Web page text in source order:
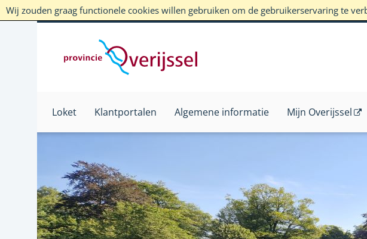
Wij zouden graag functionele cookies willen gebruiken om de gebruikerservaring te
Loket Klantportalen Algemene informatie Mijn Overijssel